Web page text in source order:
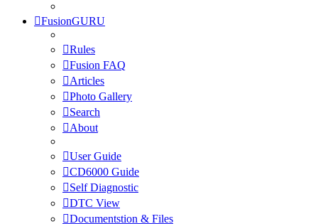
FusionGURU
Rules
Fusion FAQ
Articles
Photo Gallery
Search
About
User Guide
CD6000 Guide
Self Diagnostic
DTC View
Documentstion & Files